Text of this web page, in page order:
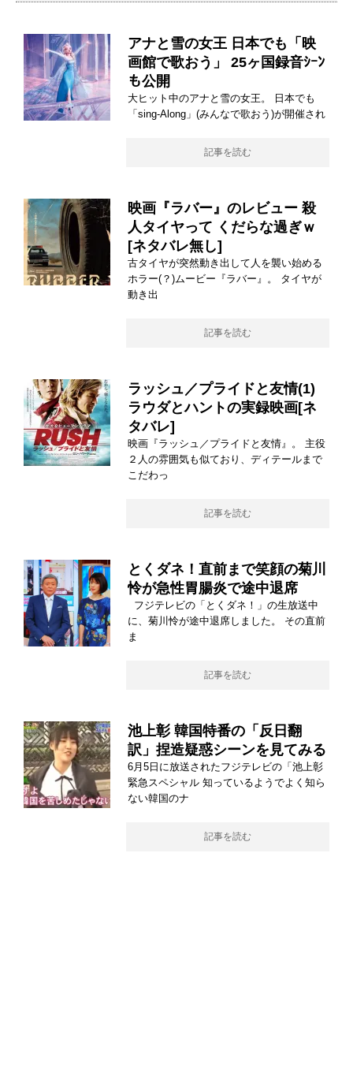
アナと雪の女王 日本でも「映
画館で歌おう」 25ヶ国録音ｼｰﾝ
も公開
大ヒット中のアナと雪の女王。 日本でも
「sing-Along」(みんなで歌おう)が開催され
記事を読む
映画『ラバー』のレビュー 殺
人タイヤって くだらな過ぎｗ
[ネタバレ無し]
古タイヤが突然動き出して人を襲い始める
ホラー(？)ムービー『ラバー』。 タイヤが
動き出
記事を読む
ラッシュ／プライドと友情(1)
ラウダとハントの実録映画[ネ
タバレ]
映画『ラッシュ／プライドと友情』。 主役
２人の雰囲気も似ており、ディテールまで
こだわっ
記事を読む
とくダネ！直前まで笑顔の菊川
怜が急性胃腸炎で途中退席
フジテレビの「とくダネ！」の生放送中
に、菊川怜が途中退席しました。 その直前
ま
記事を読む
池上彰 韓国特番の「反日翻
訳」捏造疑惑シーンを見てみる
6月5日に放送されたフジテレビの「池上彰
緊急スペシャル 知っているようでよく知ら
ない韓国のナ
記事を読む